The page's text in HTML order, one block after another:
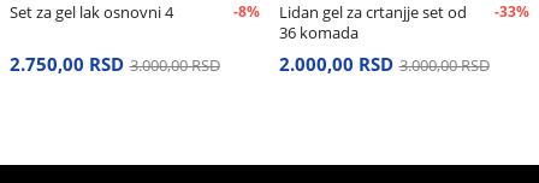
Set za gel lak osnovni 4 -8%
2.750,00 RSD 3.000,00 RSD
Lidan gel za crtanjje set od
36 komada
-33%
2.000,00 RSD 3.000,00 RSD